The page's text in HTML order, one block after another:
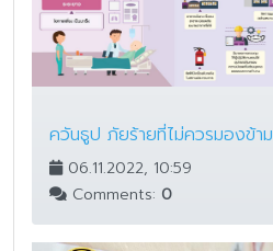
ควันธูป ภัยร้ายที่ไม่ควรมองข้าม
06.11.2022, 10:59
Comments: 0